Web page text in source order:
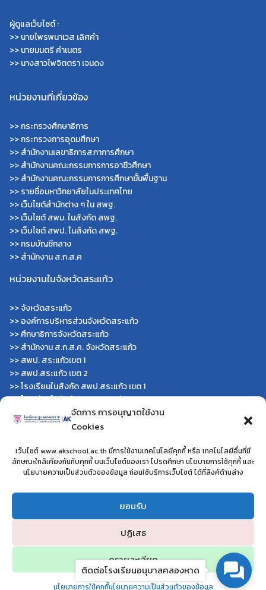
จัดการ การอนุญาตใช้งาน
Cookies
เว็บไซต์ www.akschool.ac.th มีการใช้งานเทคโนโลยีคุกกี้ หรือ เทคโนโลยีอื่นที่มี
ลักษณะใกล้เคียงกันกับคุกกี้ บนเว็บไซต์ของเรา โปรดศึกษา นโยบายการใช้คุกกี้ และ
นโยบายความเป็นส่วนตัวของข้อมูล ก่อนใช้บริการเว็บไซต์ ได้ที่ลิงค์ด้านล่าง
ยอมรับ
ปฏิเสธ
ดูรายละเอียด
นโยบายการใช้คุกกี้นโยบายความเป็นส่วนตัวของข้อมูล
ผู้ดูแลเว็บไซต์ :
>> นายไพรพนาเวส เลิศคำ
>> นายมนตรี คำเนตร
>> นางสาวไพจิตตรา เจนดง
หน่วยงานที่เกี่ยวข้อง
>>กระทรวงศึกษาธิการ
>>กระทรวงการอุดมศึกษา
>>สำนักงานเลขาธิการสภาการศึกษา
>>สำนักงานคณะกรรมการการอาชีวศึกษา
>>สำนักงานคณะกรรมการการศึกษาขั้นพื้นฐาน
>>รายชื่อมหาวิทยาลัยในประเทศไทย
>>เว็บไซต์สำนักต่าง ๆ ใน สพฐ.
>>เว็บไซต์ สพม. ในสังกัด สพฐ.
>>เว็บไซต์ สพป. ในสังกัด สพฐ.
>>กรมบัญชีกลาง
>>สำนักงาน ส.ก.ส.ค
หน่วยงานในจังหวัดสระแก้ว
>>จังหวัดสระแก้ว
>>องค์การบริหารส่วนจังหวัดสระแก้ว
>>ศึกษาธิการจังหวัดสระแก้ว
>>สำนักงาน ส.ก.ส.ค. จังหวัดสระแก้ว
>>สพป. สระแก้วเขต 1
>>สพป.สระแก้ว เขต 2
>>โรงเรียนในสังกัด สพป.สระแก้ว เขต 1
>>โรงเรียนในสังกัด สพป.สระแก้ว เขต 2
>>วิทยาลัยเทคนิคสระแก้ว
>> วิทยาลัยเทคนิควังน้ำเย็น
หน่วยงานอื่นๆ
>>โครงการโรงเรียนสุจริต
>>
โรงเรียนอนุบาลคลองหาด อำเภอคลองหาด จังหวัดสระแก้ว
ติดต่อโรงเรียนอนุบาลคลองหาด